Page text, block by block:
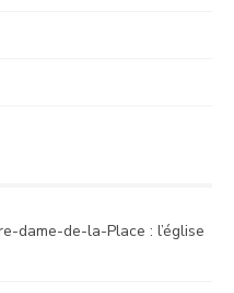
dame-de-la-Place : l’église